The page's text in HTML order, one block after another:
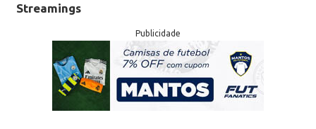
Streamings
Publicidade